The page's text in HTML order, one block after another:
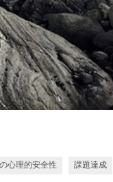
心理的安全性 課題達成